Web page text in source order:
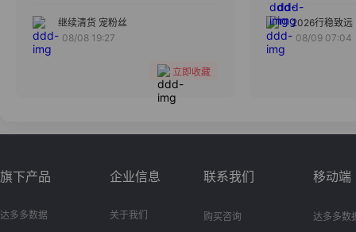
继续清货 宠粉丝
08/08 19:27
立即收藏
2026行稳致远
08/09 07:04
旗下产品
达多多数据
企业信息
关于我们
联系我们
购买咨询
移动端
达多多数